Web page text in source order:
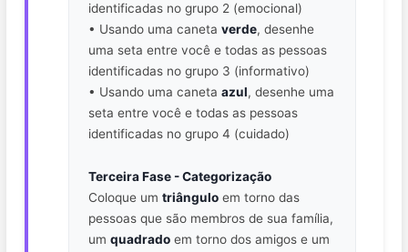
identificadas no grupo 2 (emocional)
• Usando uma caneta verde, desenhe
uma seta entre você e todas as pessoas
identificadas no grupo 3 (informativo)
• Usando uma caneta azul, desenhe uma
seta entre você e todas as pessoas
identificadas no grupo 4 (cuidado)
Terceira Fase - Categorização
Coloque um triânguloem torno das
pessoas que são membros de sua família,
um quadradoem torno dos amigos e um